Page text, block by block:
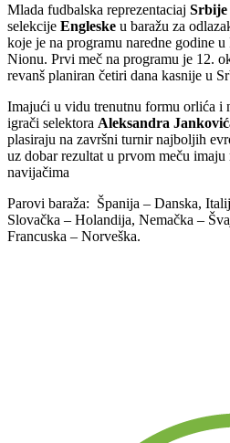
Mlada fudbalska reprezentaciaj Srbije
selekcije Engleske u baražu za
koje je na programu naredne godine
Nionu. Prvi meč na programu je 12.
revanš planiran četiri dana kasnije u
Imajući u vidu trenutnu formu orlića i
igrači selektora Aleksandra
plasiraju na završni turnir najboljih
uz dobar rezultat u prvom meču imaju
navijačima
Parovi baraža: Španija – Danska,
Slovačka – Holandija, Nemačka –
Francuska – Norveška.